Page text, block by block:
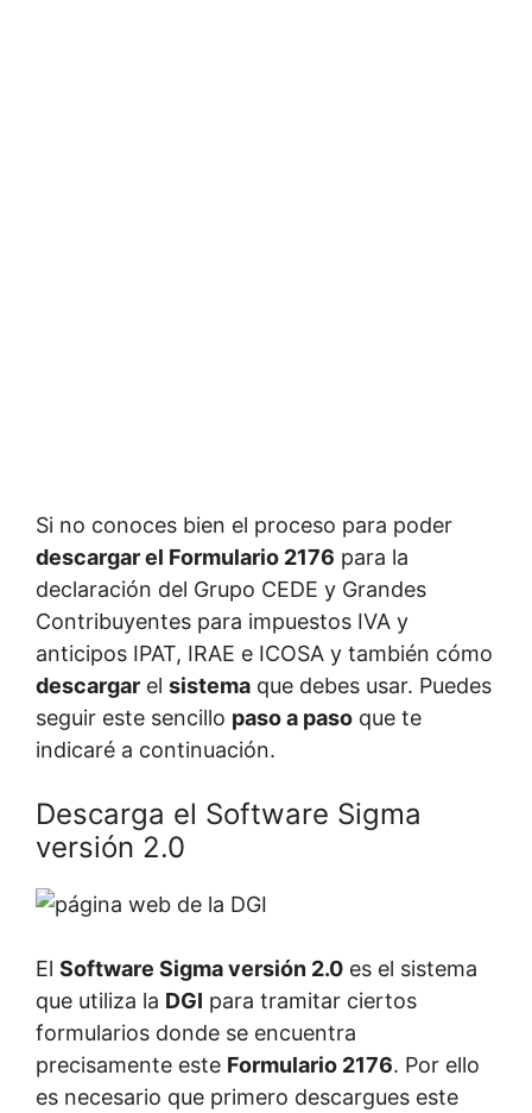
Si no conoces bien el proceso para poder
descargar el Formulario 2176 para la
declaración del Grupo CEDE y Grandes
Contribuyentes para impuestos IVA y
anticipos IPAT, IRAE e ICOSA y también cómo
descargar el sistema que debes usar. Puedes
seguir este sencillo paso a paso que te
indicaré a continuación.
Descarga el Software Sigma
versión 2.0
El Software Sigma versión 2.0 es el sistema
que utiliza la DGI para tramitar ciertos
formularios donde se encuentra
precisamente este Formulario 2176. Por ello
es necesario que primero descargues este